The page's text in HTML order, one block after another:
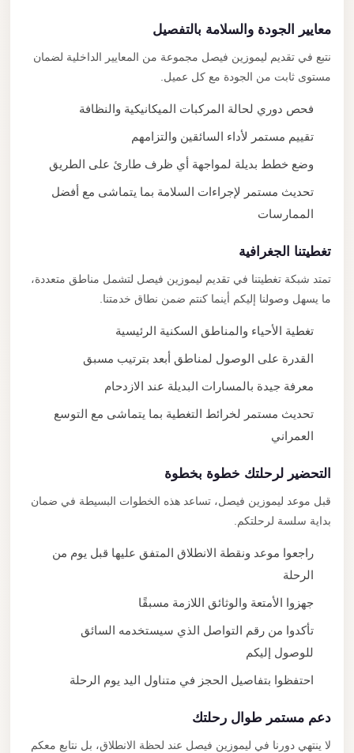
معايير الجودة والسلامة بالتفصيل
نتبع في تقديم ليموزين فيصل مجموعة من المعايير الداخلية لضمان
مستوى ثابت من الجودة مع كل عميل.
فحص دوري لحالة المركبات الميكانيكية والنظافة
تقييم مستمر لأداء السائقين والتزامهم
وضع خطط بديلة لمواجهة أي ظرف طارئ على الطريق
تحديث مستمر لإجراءات السلامة بما يتماشى مع أفضل
الممارسات
تغطيتنا الجغرافية
تمتد شبكة تغطيتنا في تقديم ليموزين فيصل لتشمل مناطق متعددة،
ما يسهل وصولنا إليكم أينما كنتم ضمن نطاق خدمتنا.
تغطية الأحياء والمناطق السكنية الرئيسية
القدرة على الوصول لمناطق أبعد بترتيب مسبق
معرفة جيدة بالمسارات البديلة عند الازدحام
تحديث مستمر لخرائط التغطية بما يتماشى مع التوسع
العمراني
التحضير لرحلتك خطوة بخطوة
قبل موعد ليموزين فيصل، تساعد هذه الخطوات البسيطة في ضمان
بداية سلسة لرحلتكم.
راجعوا موعد ونقطة الانطلاق المتفق عليها قبل يوم من
الرحلة
جهزوا الأمتعة والوثائق اللازمة مسبقًا
تأكدوا من رقم التواصل الذي سيستخدمه السائق
للوصول إليكم
احتفظوا بتفاصيل الحجز في متناول اليد يوم الرحلة
دعم مستمر طوال رحلتك
لا ينتهي دورنا في ليموزين فيصل عند لحظة الانطلاق، بل نتابع معكم